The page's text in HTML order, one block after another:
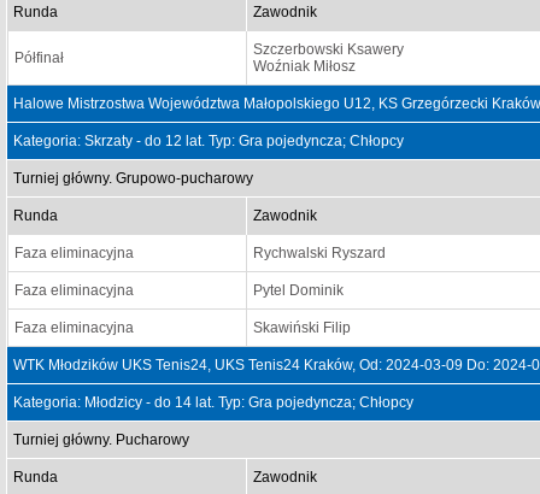
Runda Zawodnik
Półfinał
Szczerbowski Ksawery
Woźniak Miłosz
Halowe Mistrzostwa Województwa Małopolskiego U12, KS Grzegórzecki
Kategoria: Skrzaty - do 12 lat. Typ: Gra pojedyncza; Chłopcy
Turniej główny. Grupowo-pucharowy
Runda Zawodnik
Faza eliminacyjna Rychwalski Ryszard
Faza eliminacyjna Pytel Dominik
Faza eliminacyjna Skawiński Filip
WTK Młodzików UKS Tenis24, UKS Tenis24 Kraków, Od: 2024-03-09 Do: 2024-
Kategoria: Młodzicy - do 14 lat. Typ: Gra pojedyncza; Chłopcy
Turniej główny. Pucharowy
Runda Zawodnik